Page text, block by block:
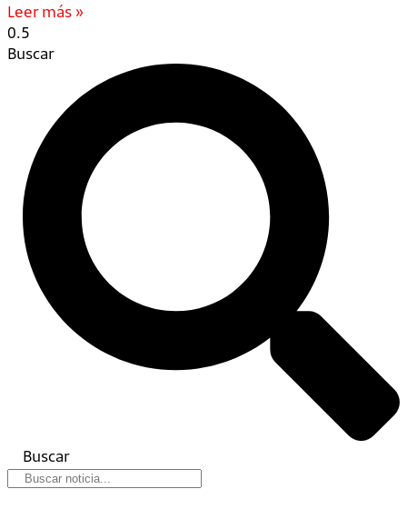
Leer más »
Buscar
Buscar